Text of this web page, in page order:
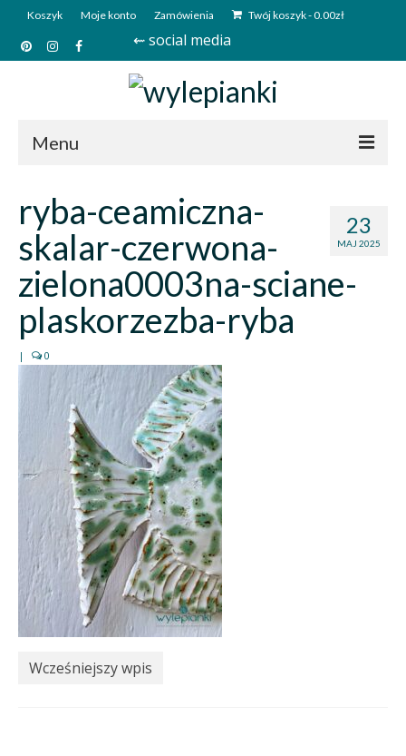
Koszyk Moje konto Zamówienia Twój koszyk-0.00zł
⇜ social media
Menu
Sklep
Kim jesteśmy?
Kontakt
23
MAJ 2025
ryba-ceamiczna-
skalar-czerwona-
zielona0003na-sciane-
plaskorzezba-ryba
| 0
Wcześniejszy wpis